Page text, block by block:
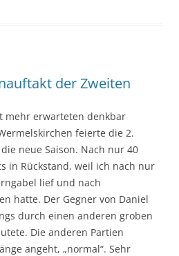
der Zweiten
mehr erwarteten denkbar
feierte die 2.
neue Saison. Nach nur 40
in Rückstand, weil ich nach nur
lief und nach
hatte. Der Gegner von Daniel
durch einen anderen groben
Die anderen Partien
angeht, „normal“. Sehr